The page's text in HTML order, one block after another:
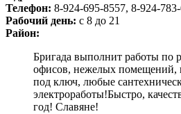
Телефон: 8-924-695-8557, 8-924-
Рабочий день: с 8 до 21
Район:
Бригада выполнит работы по
офисов, нежелых помещений,
под ключ, любые
электроработы!Быстро,
год! Славяне!